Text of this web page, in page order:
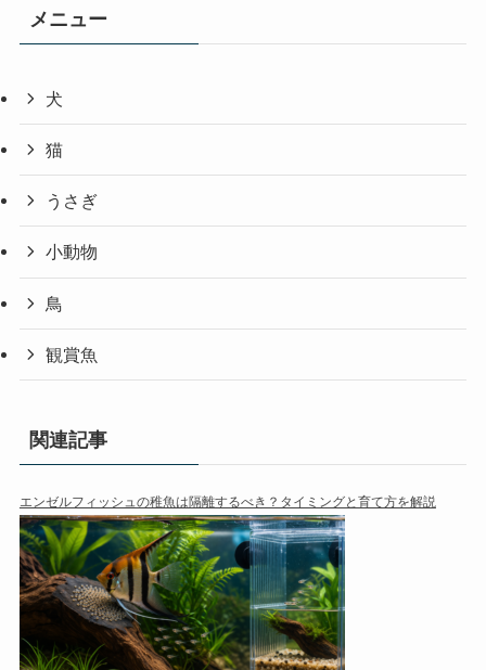
メニュー
犬
猫
うさぎ
小動物
鳥
観賞魚
関連記事
エンゼルフィッシュの稚魚は隔離するべき？タイミングと育て方を解説